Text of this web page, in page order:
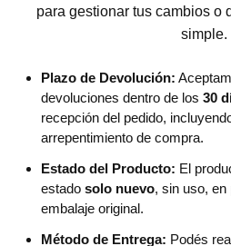
para gestionar tus cambios o
simple.
Plazo de Devolución:
devoluciones dentro de los 30
recepción del pedido,
arrepentimiento de compra.
Estado del Producto: El
estado solo nuevo, sin uso,
embalaje original.
Método de Entrega: Podés